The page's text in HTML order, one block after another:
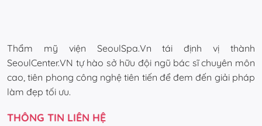
Thẩm mỹ viện SeoulSpa.Vn tái định vị thành
SeoulCenter.VN tự hào sở hữu đội ngũ bác sĩ chuyên môn
cao, tiên phong công nghệ tiên tiến để đem đến giải pháp
làm đẹp tối ưu.
THÔNG TIN LIÊN HỆ